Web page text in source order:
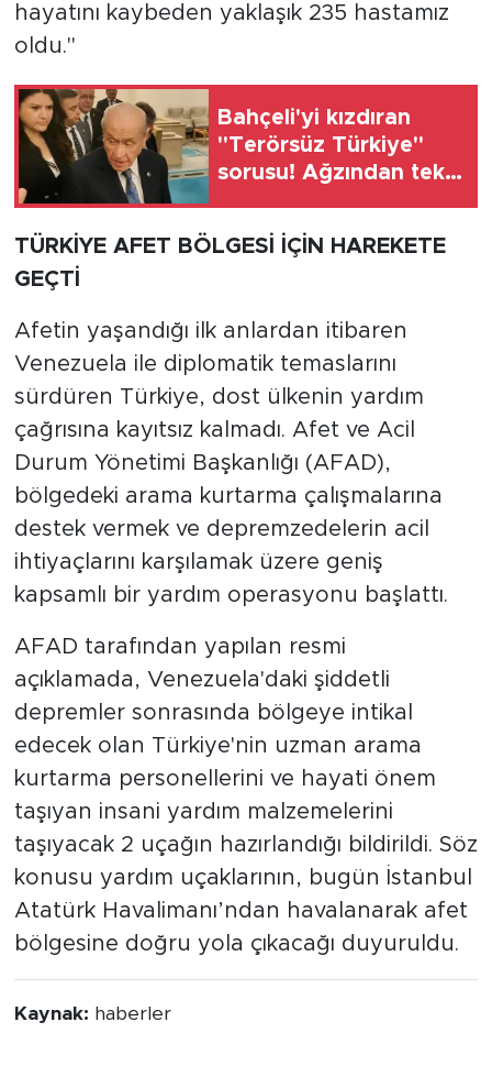
hayatını kaybeden yaklaşık 235 hastamız
oldu."
Bahçeli'yi kızdıran
"Terörsüz Türkiye"
sorusu! Ağzından tek
TÜRKİYE AFET BÖLGESİ İÇİN HAREKETE
GEÇTİ
Afetin yaşandığı ilk anlardan itibaren
Venezuela ile diplomatik temaslarını
sürdüren Türkiye, dost ülkenin yardım
çağrısına kayıtsız kalmadı. Afet ve Acil
Durum Yönetimi Başkanlığı (AFAD),
bölgedeki arama kurtarma çalışmalarına
destek vermek ve depremzedelerin acil
ihtiyaçlarını karşılamak üzere geniş
kapsamlı bir yardım operasyonu başlattı.
AFAD tarafından yapılan resmi
açıklamada, Venezuela'daki şiddetli
depremler sonrasında bölgeye intikal
edecek olan Türkiye'nin uzman arama
kurtarma personellerini ve hayati önem
taşıyan insani yardım malzemelerini
taşıyacak 2 uçağın hazırlandığı bildirildi. Söz
konusu yardım uçaklarının, bugün İstanbul
Atatürk Havalimanı’ndan havalanarak afet
bölgesine doğru yola çıkacağı duyuruldu.
Kaynak: haberler